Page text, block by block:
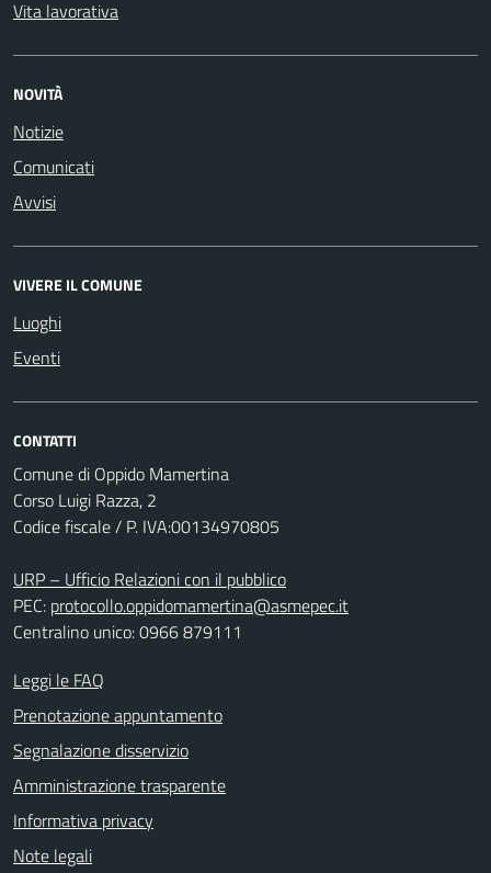
Vita lavorativa
NOVITÀ
Notizie
Comunicati
Avvisi
VIVERE IL COMUNE
Luoghi
Eventi
CONTATTI
Comune di Oppido Mamertina
Corso Luigi Razza, 2
Codice fiscale / P. IVA:00134970805
URP – Ufficio Relazioni con il pubblico
PEC: protocollo.oppidomamertina@asmepec.it
Centralino unico: 0966 879111
Leggi le FAQ
Prenotazione appuntamento
Segnalazione disservizio
Amministrazione trasparente
Informativa privacy
Note legali